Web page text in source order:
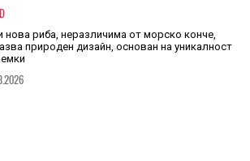
нова риба, неразличима от морско конче,
природен дизайн, основан на уникалност